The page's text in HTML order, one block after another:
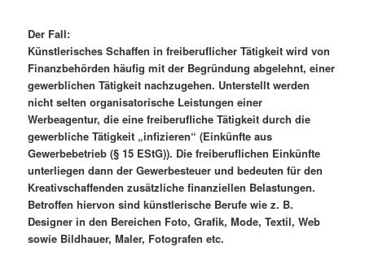
Der Fall:
Künstlerisches Schaffen in freiberuflicher Tätigkeit wird von
Finanzbehörden häufig mit der Begründung abgelehnt, einer
gewerblichen Tätigkeit nachzugehen. Unterstellt werden
nicht selten organisatorische Leistungen einer
Werbeagentur, die eine freiberufliche Tätigkeit durch die
gewerbliche Tätigkeit „infizieren“ (Einkünfte aus
Gewerbebetrieb (§ 15 EStG)). Die freiberuflichen Einkünfte
unterliegen dann der Gewerbesteuer und bedeuten für den
Kreativschaffenden zusätzliche finanziellen Belastungen.
Betroffen hiervon sind künstlerische Berufe wie z. B.
Designer in den Bereichen Foto, Grafik, Mode, Textil, Web
sowie Bildhauer, Maler, Fotografen etc.